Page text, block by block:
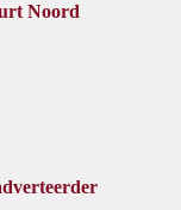
Noord